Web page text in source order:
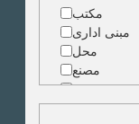
مكتب
مبنى ادارى
محل
مصنع
مخزن
ارض خدمات